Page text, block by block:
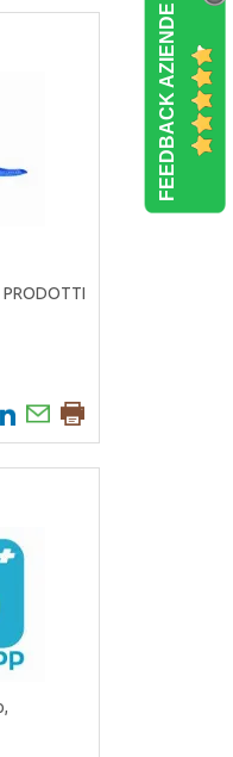
FEEDBACK AZIENDE